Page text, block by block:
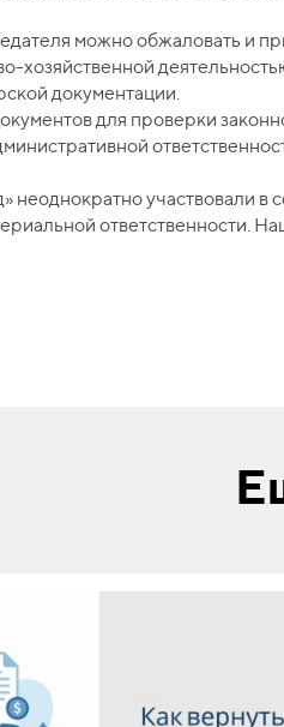
можно обжаловать и
хозяйственной
документации.
для проверки
участвовали
ответственности.